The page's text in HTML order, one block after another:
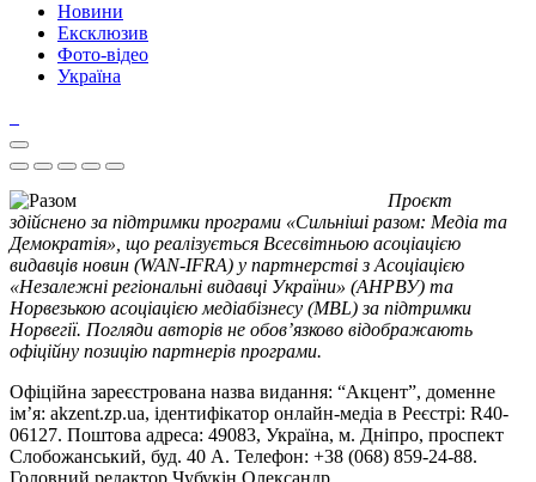
Новини
Ексклюзив
Фото-відео
Україна
Проєкт
здійснено за підтримки програми «Сильніші разом: Медіа та
Демократія», що реалізується Всесвітньою асоціацією
видавців новин (WAN-IFRA) у партнерстві з Асоціацією
«Незалежні регіональні видавці України» (АНРВУ) та
Норвезькою асоціацією медіабізнесу (MBL) за підтримки
Норвегії. Погляди авторів не обов’язково відображають
офіційну позицію партнерів програми.
Офіційна зареєстрована назва видання: “Акцент”, доменне
ім’я: akzent.zp.ua, ідентифікатор онлайн-медіа в Реєстрі: R40-
06127. Поштова адреса: 49083, Україна, м. Дніпро, проспект
Слобожанський, буд. 40 А. Телефон: +38 (068) 859-24-88.